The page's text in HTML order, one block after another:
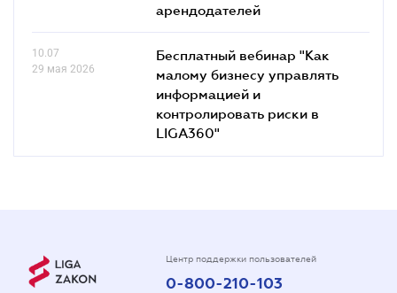
арендодателей
10.07
29 мая 2026
Бесплатный вебинар "Как
малому бизнесу управлять
информацией и
контролировать риски в
LIGA360"
Центр поддержки пользователей
0-800-210-103